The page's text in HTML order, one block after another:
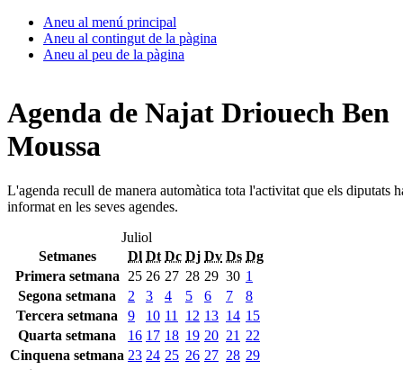
Aneu al menú principal
Aneu al contingut de la pàgina
Aneu al peu de la pàgina
Agenda de Najat Driouech Ben
Moussa
L'agenda recull de manera automàtica tota l'activitat que els diputats
informat en les seves agendes.
Juliol
Setmanes
Dl Dt Dc Dj Dv Ds Dg
Primera setmana
25 26 27 28 29 30 1
Segona setmana
2 3 4 5 6 7
8
Tercera setmana
9 10 11 12 13 14 15
Quarta setmana
16 17 18 19 20 21 22
Cinquena setmana 23 24 25 26 27 28 29